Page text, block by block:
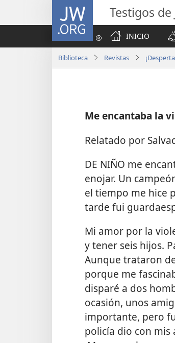
JW.ORG Testigos de
INICIO
Biblioteca Revistas
Me encantaba la
Relatado por
DE NIÑO me
enojar. Un
el tiempo me hice
tarde fui
Mi amor por la
y tener seis hijos.
Aunque trataron
porque me
disparé a dos
ocasión, unos
importante, pero
policía dio con